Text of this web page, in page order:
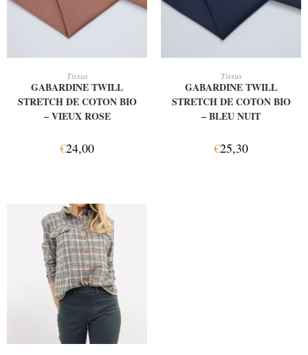
Tissus
GABARDINE TWILL
STRETCH DE COTON BIO
– VIEUX ROSE
€24,00
Tissus
GABARDINE TWILL
STRETCH DE COTON BIO
– BLEU NUIT
€25,30